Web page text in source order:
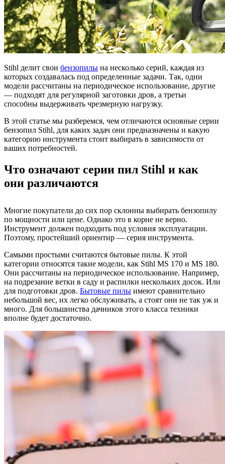
Stihl делит свои бензопилы на несколько серий, каждая из
которых создавалась под определенные задачи. Так, одни
модели рассчитаны на периодическое использование, другие
— подходят для регулярной заготовки дров, а третьи
способны выдерживать чрезмерную нагрузку.
В этой статье мы разберемся, чем отличаются основные серии
бензопил Stihl, для каких задач они предназначены и какую
категорию инструмента стоит выбирать в зависимости от
ваших потребностей.
Что означают серии пил Stihl и как
они различаются
Многие покупатели до сих пор склонны выбирать бензопилу
по мощности или цене. Однако это в корне не верно.
Инструмент должен подходить под условия эксплуатации.
Поэтому, простейший ориентир — серия инструмента.
Самыми простыми считаются бытовые пилы. К этой
категории относятся такие модели, как Stihl MS 170 и MS 180.
Они рассчитаны на периодическое использование. Например,
на подрезание ветки в саду и распилки нескольких досок. Или
для подготовки дров. Бытовые пилы имеют сравнительно
небольшой вес, их легко обслуживать, а стоят они не так уж и
много. Для большинства дачников этого класса техники
вполне будет достаточно.